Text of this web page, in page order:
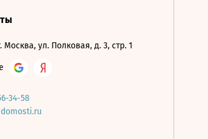
Москва, ул. Полковая, д. 3, стр. 1
34-58